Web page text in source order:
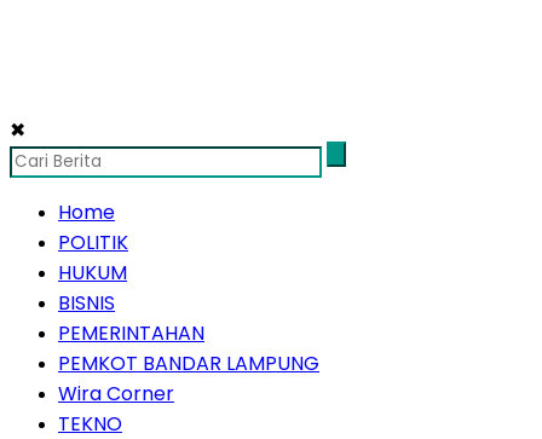
✖
Home
POLITIK
HUKUM
BISNIS
PEMERINTAHAN
PEMKOT BANDAR LAMPUNG
Wira Corner
TEKNO